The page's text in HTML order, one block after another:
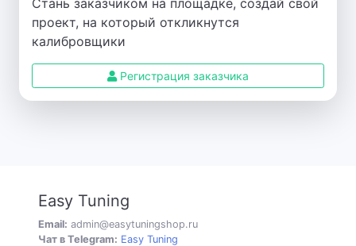
Стань заказчиком на площадке, создай свой
проект, на который откликнутся
калибровщики
Регистрация заказчика
Easy Tuning
Email: admin@easytuningshop.ru
Чат в Telegram: Easy Tuning